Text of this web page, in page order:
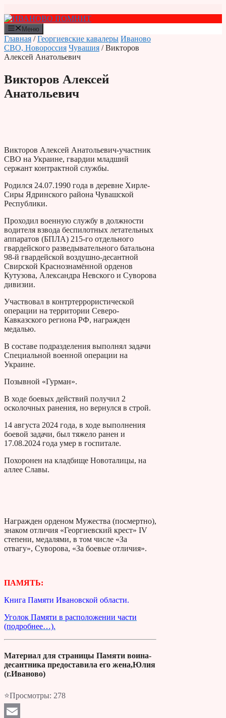
к
содержимому
Меню
Главная /Георгиевские кавалеры Иваново
СВО, Новороссия Чувашия / Викторов
Алексей Анатольевич
Викторов Алексей
Анатольевич
Викторов Алексей Анатольевич-участник
СВО на Украине, гвардии младший
сержант контрактной службы.
Родился 24.07.1990 года в деревне Хирле-
Сиры Ядринского района Чувашской
Республики.
Проходил военную службу в должности
водителя взвода беспилотных летательных
аппаратов (БПЛА) 215-го отдельного
гвардейского разведывательного батальона
98-й гвардейской воздушно-десантной
Свирской Краснознамённой орденов
Кутузова, Александра Невского и Суворова
дивизии.
Участвовал в контртеррористической
операции на территории Северо-
Кавказского региона РФ, награжден
медалью.
В составе подразделения выполнял задачи
Специальной военной операции на
Украине.
Позывной «Гурман».
В ходе боевых действий получил 2
осколочных ранения, но вернулся в строй.
14 августа 2024 года, в ходе выполнения
боевой задачи, был тяжело ранен и
17.08.2024 года умер в госпитале.
Похоронен на кладбище Новоталицы, на
аллее Славы.
Награжден орденом Мужества (посмертно),
знаком отличия «Георгиевский крест» IV
степени, медалями, в том числе «За
отвагу», Суворова, «За боевые отличия».
ПАМЯТЬ:
Книга Памяти Ивановской области.
Уголок Памяти в расположении части
(подробнее…).
Материал для страницы Памяти воина-
десантника предоставила его жена,Юлия
(г.Иваново)
⭐Просмотры: 278